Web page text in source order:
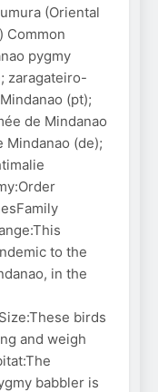
(Oriental
Common
pygmy
zaragateiro-
(pt);
de Mindanao
Mindanao (de);
to the
in the
birds
and weigh
babbler is